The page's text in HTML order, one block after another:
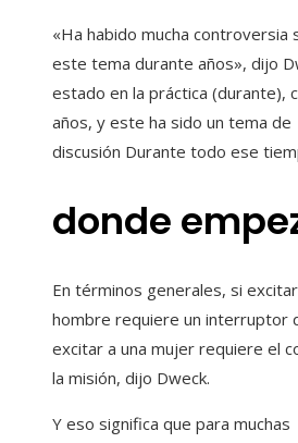
«Ha habido mucha controversia
este tema durante años», dijo
estado en la práctica (durante),
años, y este ha sido un tema de
discusión Durante todo ese
donde
En términos generales, si
hombre requiere un interruptor
excitar a una mujer requiere el
la misión, dijo Dweck.
Y eso significa que para muchas